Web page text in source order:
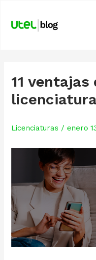
content
11
licenciatura
Licenciaturas /enero